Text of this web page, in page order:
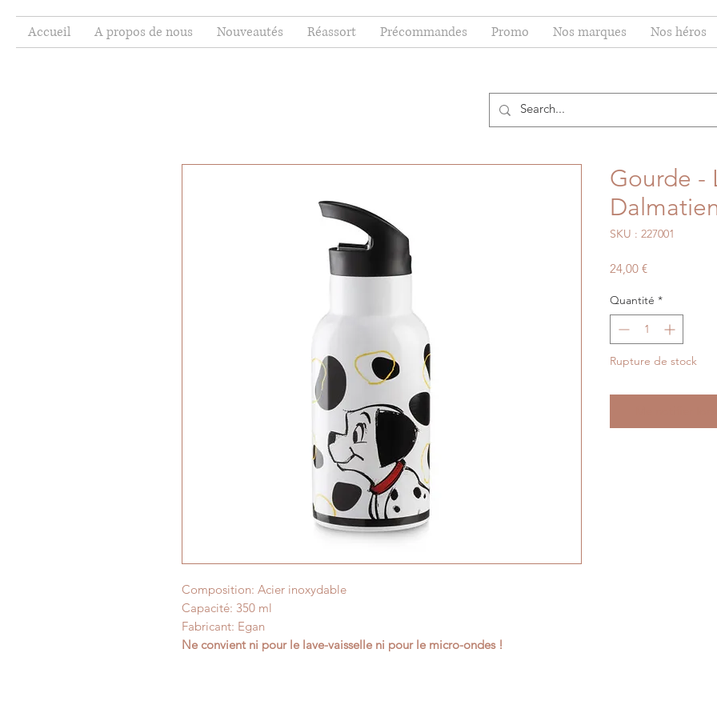
Accueil A propos de nous Nouveautés Réassort Précommandes Promo Nos marques Nos héros
Composition: Acier inoxydable
Capacité: 350 ml
Fabricant: Egan
Ne convient ni pour le lave-vaisselle ni pour le micro-ondes !
Gourde -
SKU : 227001
24,00 €Prix
Quantité *
Rupture de stock